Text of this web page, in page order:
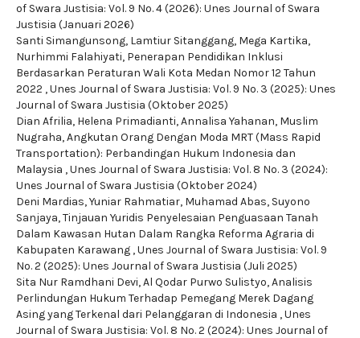
of Swara Justisia: Vol. 9 No. 4 (2026): Unes Journal of Swara
Justisia (Januari 2026)
Santi Simangunsong, Lamtiur Sitanggang, Mega Kartika,
Nurhimmi Falahiyati, Penerapan Pendidikan Inklusi
Berdasarkan Peraturan Wali Kota Medan Nomor 12 Tahun
2022 ,Unes Journal of Swara Justisia: Vol. 9 No. 3 (2025): Unes
Journal of Swara Justisia (Oktober 2025)
Dian Afrilia, Helena Primadianti, Annalisa Yahanan, Muslim
Nugraha,Angkutan Orang Dengan Moda MRT (Mass Rapid
Transportation): Perbandingan Hukum Indonesia dan
Malaysia ,Unes Journal of Swara Justisia: Vol. 8 No. 3 (2024):
Unes Journal of Swara Justisia (Oktober 2024)
Deni Mardias, Yuniar Rahmatiar, Muhamad Abas, Suyono
Sanjaya,Tinjauan Yuridis Penyelesaian Penguasaan Tanah
Dalam Kawasan Hutan Dalam Rangka Reforma Agraria di
Kabupaten Karawang ,Unes Journal of Swara Justisia: Vol. 9
No. 2 (2025): Unes Journal of Swara Justisia (Juli 2025)
Sita Nur Ramdhani Devi, Al Qodar Purwo Sulistyo,Analisis
Perlindungan Hukum Terhadap Pemegang Merek Dagang
Asing yang Terkenal dari Pelanggaran di Indonesia ,Unes
Journal of Swara Justisia: Vol. 8 No. 2 (2024): Unes Journal of